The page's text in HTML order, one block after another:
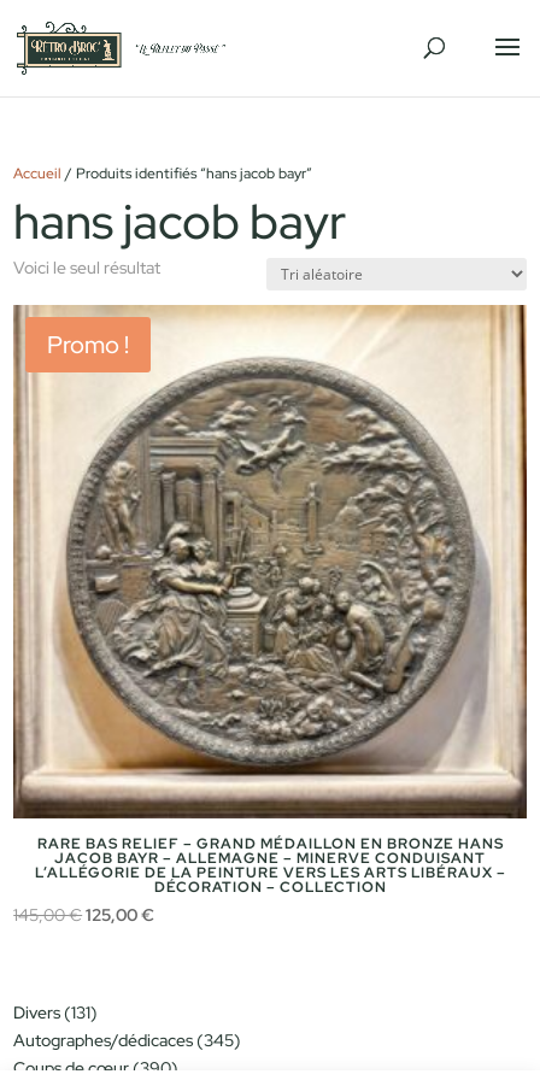
Accueil / Produits identifiés “hans jacob bayr”
hans jacob bayr
Voici le seul résultat
Promo !
RARE BAS RELIEF – GRAND MÉDAILLON EN BRONZE HANS
JACOB BAYR – ALLEMAGNE – MINERVE CONDUISANT
L’ALLÉGORIE DE LA PEINTURE VERS LES ARTS LIBÉRAUX –
DÉCORATION – COLLECTION
145,00€Le
145,00 €.
125,00€Le
Divers 131131
produits
Autographes/dédicaces 345345
Coups de cœur 390390